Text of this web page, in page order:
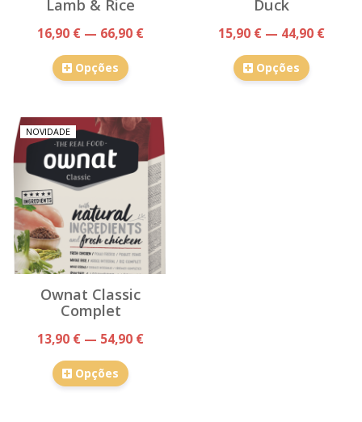
Lamb & Rice
16,90 € — 66,90 €
Opções
Duck
15,90 € — 44,90 €
Opções
NOVIDADE
Ownat Classic
Complet
13,90 € — 54,90 €
Opções